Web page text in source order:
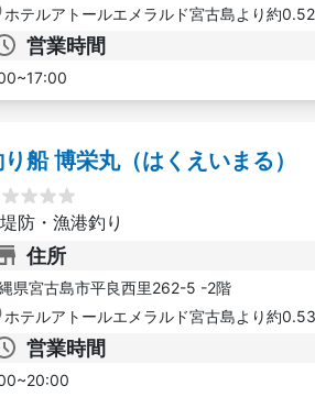
ホテルアトールエメラルド宮古島より約
営業時間
船 博栄丸（はくえいまる）
堤防・漁港釣り
住所
県宮古島市平良西里262-5 -2階
ホテルアトールエメラルド宮古島より約
営業時間